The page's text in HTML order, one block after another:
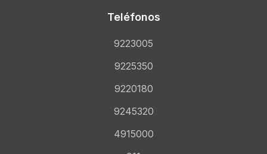
Teléfonos
9223005
9225350
9220180
9245320
4915000